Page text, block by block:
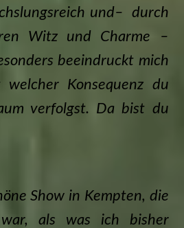
und– durch
Witz und Charme –
beeindruckt mich
Konsequenz du
verfolgst. Da bist du
Show in Kempten, die
als was ich bisher